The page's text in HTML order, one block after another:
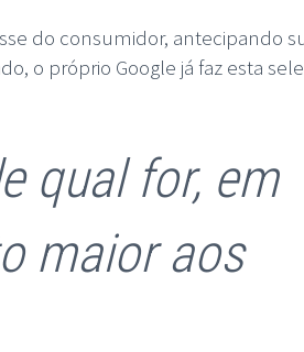
do consumidor, antecipando
o próprio Google já faz esta
qual for, em
maior aos